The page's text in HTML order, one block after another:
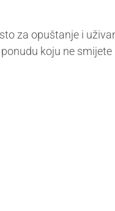
za opuštanje i
koju ne